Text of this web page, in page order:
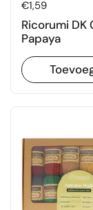
Prijs:
€1,59
Ricorumi DK
Papaya